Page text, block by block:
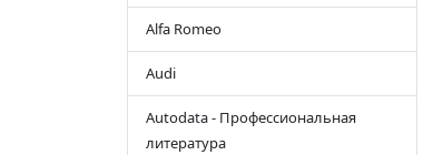
Alfa Romeo
Audi
Autodata - Профессиональная
литература